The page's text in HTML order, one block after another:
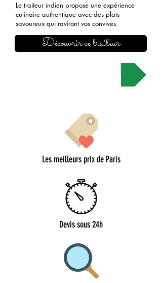
Le traiteur indien propose une expérience
culinaire authentique avec des plats
savoureux qui raviront vos convives.
Découvrir ce traiteur
Les meilleurs prix de Paris
Devis sous 24h